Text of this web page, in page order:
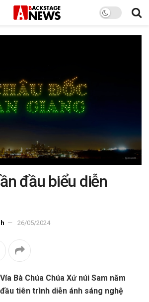
đầu biểu diễn
26/05/2024
Bà Chúa Chúa Xứ núi Sam năm
tiên trình diễn ánh sáng nghệ